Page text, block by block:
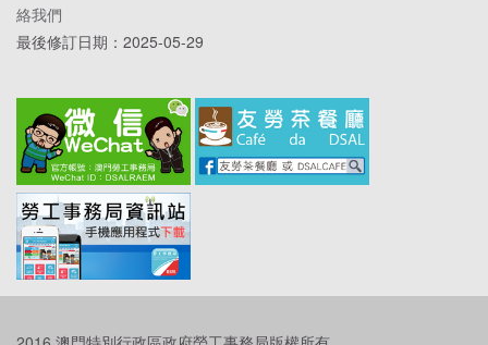
絡我們
最後修訂日期： 2025-05-29